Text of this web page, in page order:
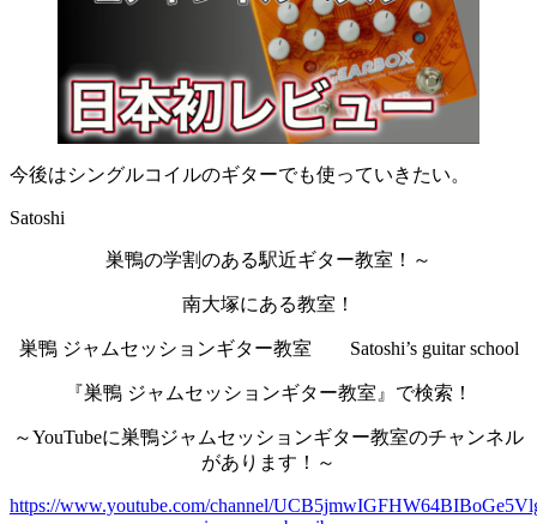
今後はシングルコイルのギターでも使っていきたい。
Satoshi
巣鴨の学割のある駅近ギター教室！～
南大塚にある教室！
巣鴨 ジャムセッションギター教室 Satoshi’s guitar school
『巣鴨 ジャムセッションギター教室』で検索！
～YouTubeに巣鴨ジャムセッションギター教室のチャンネル
があります！～
https://www.youtube.com/channel/